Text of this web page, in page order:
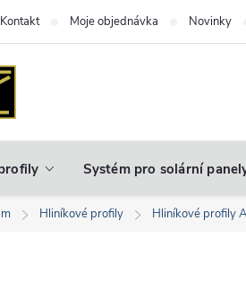
Kontakt Moje objednávka Novinky
Systém pro solární
Hliníkové profily Hliníkové profily